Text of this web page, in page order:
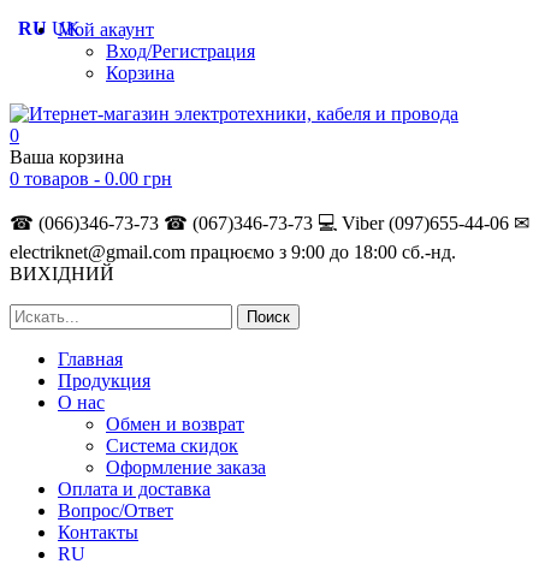
Мой акаунт
Вход/Регистрация
Корзина
0
Ваша корзина
0 товаров - 0.00 грн
☎ (066)346-73-73 ☎ (067)346-73-73 💻 Viber (097)655-44-06 ✉
electriknet@gmail.com працюємо з 9:00 до 18:00 сб.-нд.
ВИХІДНИЙ
Главная
Продукция
О нас
Обмен и возврат
Система скидок
Оформление заказа
Оплата и доставка
Вопрос/Ответ
Контакты
RU
RU UK